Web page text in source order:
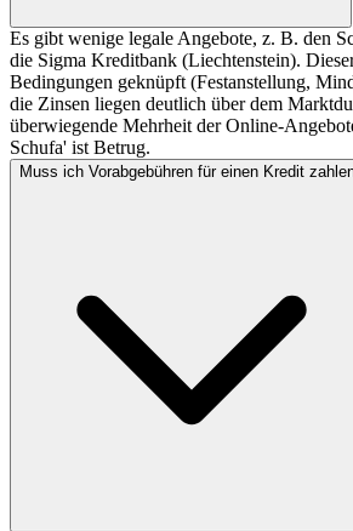
Es gibt wenige legale Angebote, z. B. den
die Sigma Kreditbank (Liechtenstein).
Bedingungen geknüpft (Festanstellung,
die Zinsen liegen deutlich über dem
überwiegende Mehrheit der Online-
Schufa' ist Betrug.
Muss ich Vorabgebühren für einen Kredit